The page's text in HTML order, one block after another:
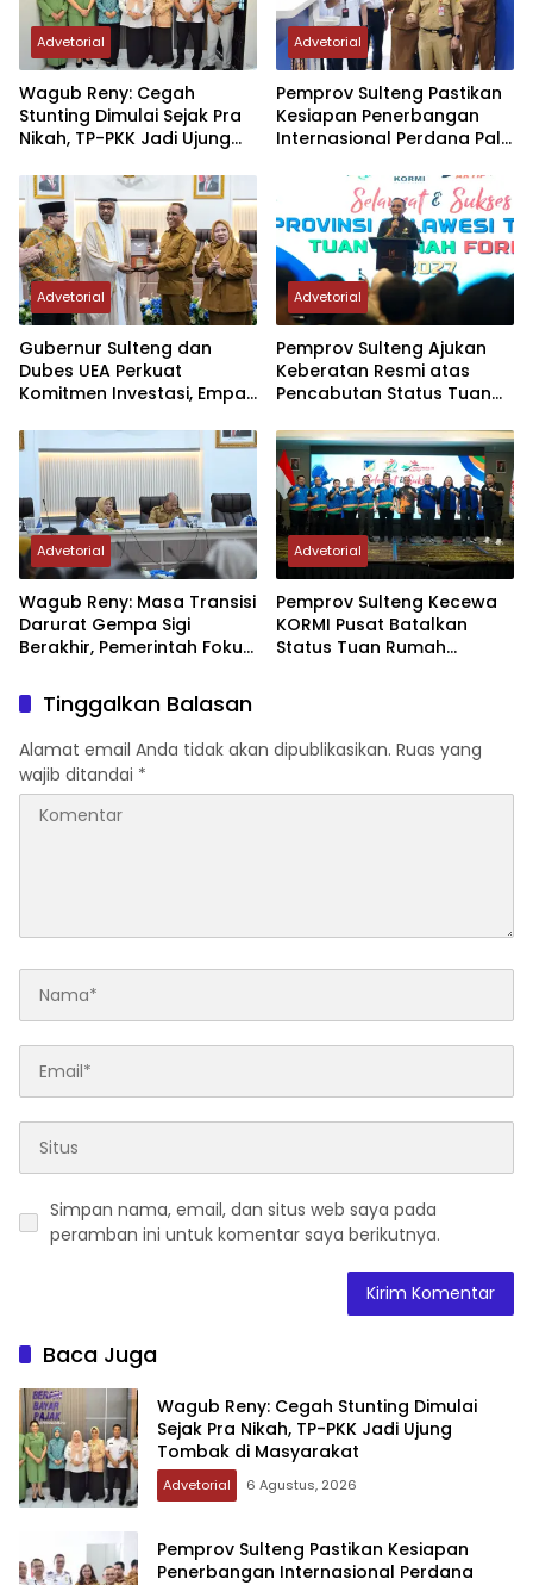
Advetorial
Wagub Reny: Cegah
Stunting Dimulai Sejak Pra
Nikah, TP-PKK Jadi Ujung
Advetorial
Pemprov Sulteng Pastikan
Kesiapan Penerbangan
Internasional Perdana Palu
Advetorial
Gubernur Sulteng dan
Dubes UEA Perkuat
Komitmen Investasi, Empat
Advetorial
Pemprov Sulteng Ajukan
Keberatan Resmi atas
Pencabutan Status Tuan
2027
Advetorial
Wagub Reny: Masa Transisi
Darurat Gempa Sigi
Berakhir, Pemerintah Fokus
Advetorial
Pemprov Sulteng Kecewa
KORMI Pusat Batalkan
Status Tuan Rumah
Tinggalkan Balasan
Alamat email Anda tidak akan dipublikasikan. Ruas yang
wajib ditandai *
Simpan nama, email, dan situs web saya pada
peramban ini untuk komentar saya berikutnya.
Baca Juga
Wagub Reny: Cegah Stunting Dimulai
Sejak Pra Nikah, TP-PKK Jadi Ujung
Tombak di Masyarakat
Advetorial 6 Agustus, 2026
Pemprov Sulteng Pastikan Kesiapan
Penerbangan Internasional Perdana